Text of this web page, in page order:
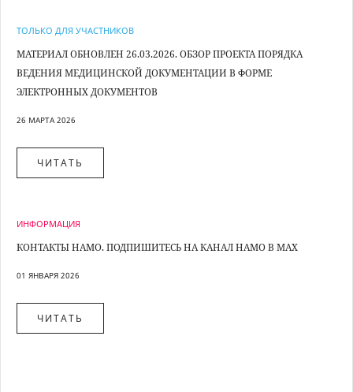
ТОЛЬКО ДЛЯ УЧАСТНИКОВ
МАТЕРИАЛ ОБНОВЛЕН 26.03.2026. ОБЗОР ПРОЕКТА ПОРЯДКА
ВЕДЕНИЯ МЕДИЦИНСКОЙ ДОКУМЕНТАЦИИ В ФОРМЕ
ЭЛЕКТРОННЫХ ДОКУМЕНТОВ
26 МАРТА 2026
ЧИТАТЬ
ИНФОРМАЦИЯ
КОНТАКТЫ НАМО. ПОДПИШИТЕСЬ НА КАНАЛ НАМО В MAX
01 ЯНВАРЯ 2026
ЧИТАТЬ